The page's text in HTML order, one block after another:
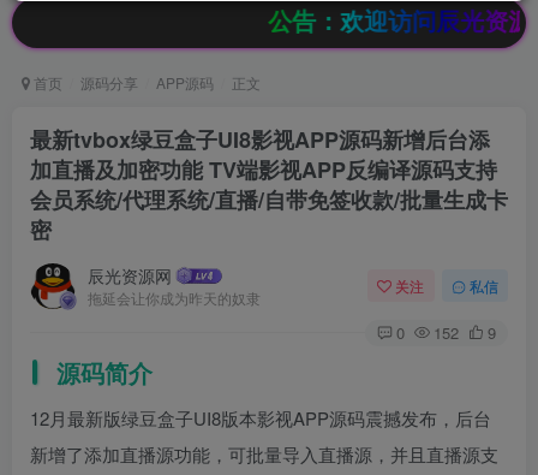
公告：欢迎访问辰光资源网，本站
首页 源码分享 APP源码 正文
最新tvbox绿豆盒子UI8影视APP源码新增后台添
加直播及加密功能 TV端影视APP反编译源码支持
会员系统/代理系统/直播/自带免签收款/批量生成卡
密
辰光资源网
拖延会让你成为昨天的奴隶
关注 私信
0 152 9
源码简介
12月最新版绿豆盒子UI8版本影视APP源码震撼发布，后台
新增了添加直播源功能，可批量导入直播源，并且直播源支